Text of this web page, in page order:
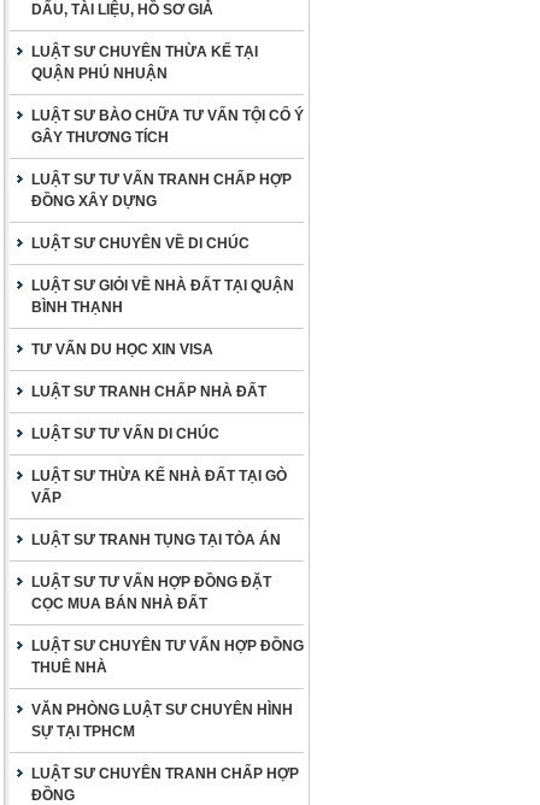
DẤU, TÀI LIỆU, HỒ SƠ GIẢ
LUẬT SƯ CHUYÊN THỪA KẾ TẠI
QUẬN PHÚ NHUẬN
LUẬT SƯ BÀO CHỮA TƯ VẤN TỘI CỐ Ý
GÂY THƯƠNG TÍCH
LUẬT SƯ TƯ VẤN TRANH CHẤP HỢP
ĐỒNG XÂY DỰNG
LUẬT SƯ CHUYÊN VỀ DI CHÚC
LUẬT SƯ GIỎI VỀ NHÀ ĐẤT TẠI QUẬN
BÌNH THẠNH
TƯ VẤN DU HỌC XIN VISA
LUẬT SƯ TRANH CHẤP NHÀ ĐẤT
LUẬT SƯ TƯ VẤN DI CHÚC
LUẬT SƯ THỪA KẾ NHÀ ĐẤT TẠI GÒ
VẤP
LUẬT SƯ TRANH TỤNG TẠI TÒA ÁN
LUẬT SƯ TƯ VẤN HỢP ĐỒNG ĐẶT
CỌC MUA BÁN NHÀ ĐẤT
LUẬT SƯ CHUYÊN TƯ VẤN HỢP ĐỒNG
THUÊ NHÀ
VĂN PHÒNG LUẬT SƯ CHUYÊN HÌNH
SỰ TẠI TPHCM
LUẬT SƯ CHUYÊN TRANH CHẤP HỢP
ĐỒNG